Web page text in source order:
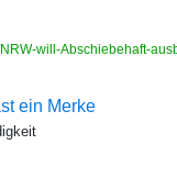
will-Abschiebehaft-
ein Merke